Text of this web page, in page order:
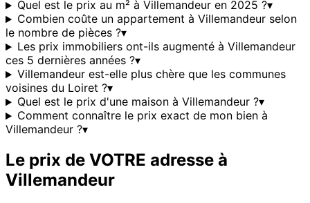
Quel est le prix au m² à Villemandeur en 2025 ?▾
Combien coûte un appartement à Villemandeur selon
le nombre de pièces ?▾
Les prix immobiliers ont-ils augmenté à Villemandeur
ces 5 dernières années ?▾
Villemandeur est-elle plus chère que les communes
voisines du Loiret ?▾
Quel est le prix d'une maison à Villemandeur ?▾
Comment connaître le prix exact de mon bien à
Villemandeur ?▾
Le prix de VOTRE adresse à
Villemandeur